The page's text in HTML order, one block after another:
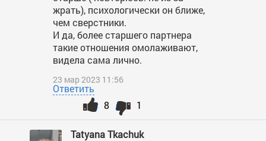
жрать), психологически он ближе,
чем сверстники.
И да, более старшего партнера
такие отношения омолаживают,
видела сама лично.
23 мар 2023 11:56
Ответить
1
8
Tatyana Tkachuk